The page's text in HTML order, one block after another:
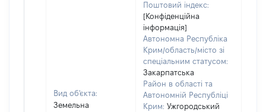
Вид об'єкта:
Земельна
Поштовий індекс:
[Конфіденційна
інформація]
Автономна Республіка
Крим/область/місто зі
спеціальним статусом:
Закарпатська
Район в області та
Автономній Республіці
Крим: Ужгородський